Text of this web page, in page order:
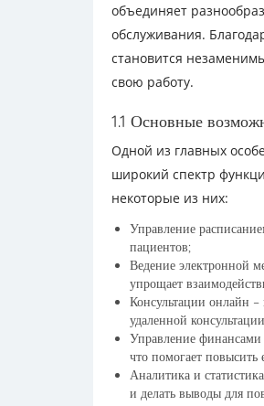
объединяет
обслуживания.
становится
свою работу.
1.1 Основные
Одной из главных
широкий спектр
некоторые из них:
Управление
пациентов;
Ведение электронной
упрощает
Консультации онлайн –
удаленной
Управление
что помогает повысить
Аналитика и
и делать выводы для